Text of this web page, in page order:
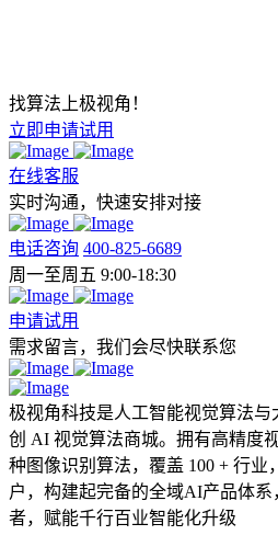
找算法上极视角！
立即申请试用
在线客服
实时沟通，快速安排对接
电话咨询 400-825-6689
周一至周五 9:00-18:30
申请试用
需求留言，我们会尽快联系您
极视角科技是人工智能视觉算法
创 AI 视觉算法商城。拥有高精度
种图像识别算法，覆盖 100 + 行业
户，构建起完备的全域AI产品体
者，赋能千行百业智能化升级